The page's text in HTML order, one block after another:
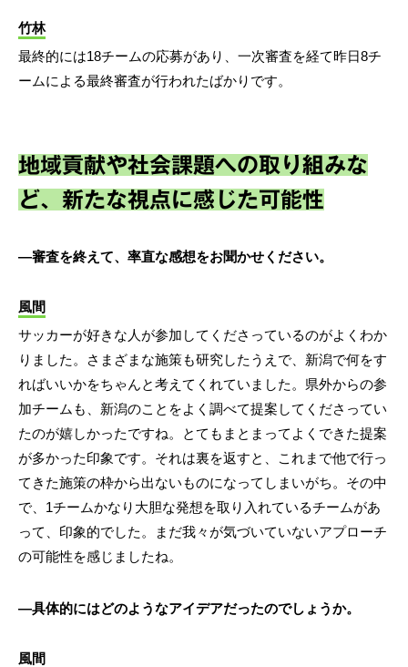
竹林
最終的には18チームの応募があり、一次審査を経て昨日8チ
ームによる最終審査が行われたばかりです。
地域貢献や社会課題への取り組みな
ど、新たな視点に感じた可能性
―審査を終えて、率直な感想をお聞かせください。
風間
サッカーが好きな人が参加してくださっているのがよくわか
りました。さまざまな施策も研究したうえで、新潟で何をす
ればいいかをちゃんと考えてくれていました。県外からの参
加チームも、新潟のことをよく調べて提案してくださってい
たのが嬉しかったですね。とてもまとまってよくできた提案
が多かった印象です。それは裏を返すと、これまで他で行っ
てきた施策の枠から出ないものになってしまいがち。その中
で、1チームかなり大胆な発想を取り入れているチームがあ
って、印象的でした。まだ我々が気づいていないアプローチ
の可能性を感じましたね。
―具体的にはどのようなアイデアだったのでしょうか。
風間